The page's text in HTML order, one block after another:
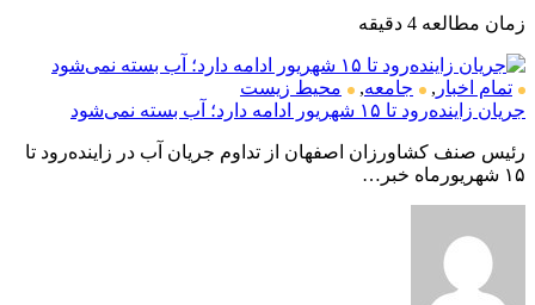
زمان مطالعه 4 دقیقه
تمام اخبار , جامعه,
محیط زیست
جریان زاینده‌رود تا ۱۵ شهریور ادامه دارد؛ آب بسته نمی‌شود
رئیس صنف کشاورزان اصفهان از تداوم جریان آب در زاینده‌رود تا
۱۵ شهریورماه خبر…